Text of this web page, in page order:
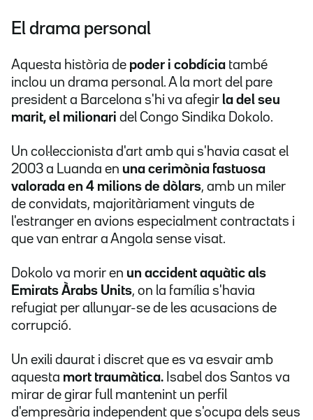
El drama personal
Aquesta història de poder i cobdícia també
inclou un drama personal. A la mort del pare
president a Barcelona s'hi va afegir la del seu
marit, el milionari del Congo Sindika Dokolo.
Un col·leccionista d'art amb qui s'havia casat el
2003 a Luanda en una cerimònia fastuosa
valorada en 4 milions de dòlars, amb un miler
de convidats, majoritàriament vinguts de
l'estranger en avions especialment contractats i
que van entrar a Angola sense visat.
Dokolo va morir en un accident aquàtic als
Emirats Àrabs Units, on la família s'havia
refugiat per allunyar-se de les acusacions de
corrupció.
Un exili daurat i discret que es va esvair amb
aquesta mort traumàtica. Isabel dos Santos va
mirar de girar full mantenint un perfil
d'empresària independent que s'ocupa dels seus